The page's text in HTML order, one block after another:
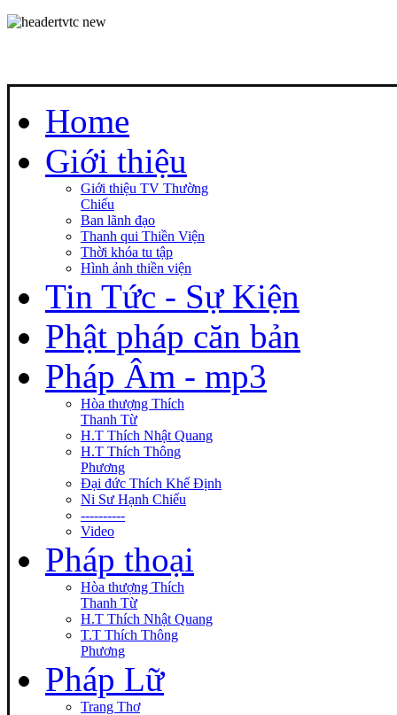
Home
Giới thiệu
Giới thiệu TV Thường
Chiếu
Ban lãnh đạo
Thanh qui Thiền Viện
Thời khóa tu tập
Hình ảnh thiền viện
Tin Tức - Sự Kiện
Phật pháp căn bản
Pháp Âm - mp3
Hòa thượng Thích
Thanh Từ
H.T Thích Nhật Quang
H.T Thích Thông
Phương
Đại đức Thích Khế Định
Ni Sư Hạnh Chiếu
----------
Video
Pháp thoại
Hòa thượng Thích
Thanh Từ
H.T Thích Nhật Quang
T.T Thích Thông
Phương
Pháp Lữ
Trang Thơ